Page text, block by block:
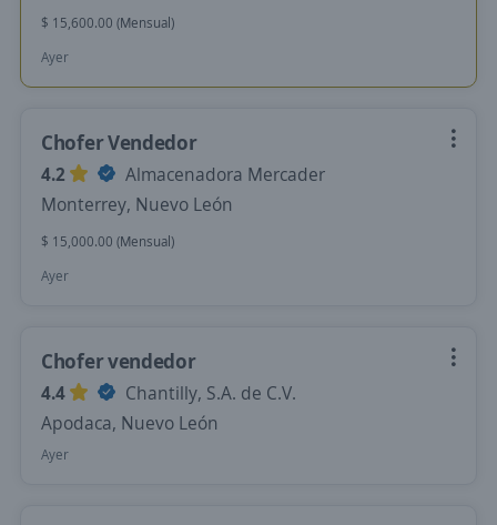
$ 15,600.00 (Mensual)
Ayer
Chofer Vendedor
4.2
Almacenadora Mercader
Monterrey, Nuevo León
$ 15,000.00 (Mensual)
Ayer
Chofer vendedor
4.4
Chantilly, S.A. de C.V.
Apodaca, Nuevo León
Ayer